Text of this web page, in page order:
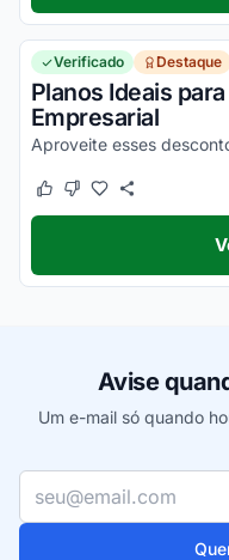
Verificado Destaque
Planos Ideais
Empresarial
Este cupom funcionou
Este cupom não
Avise
Um e-mail só quando
Seu e-mail